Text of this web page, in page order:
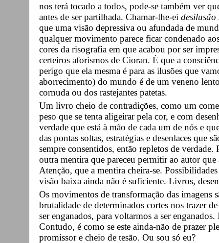
nos terá tocado a todos, pode-se também ver
antes de ser partilhada. Chamar-lhe-ei desilusão
que uma visão depressiva ou afundada de
qualquer movimento parece ficar condenado
cores da risografia em que acabou por ser
certeiros aforismos de Cioran. É que a
perigo que ela mesma é para as ilusões que
aborrecimento) do mundo é de um veneno
cornuda ou dos rastejantes patetas.
Um livro cheio de contradições, como um
peso que se tenta aligeirar pela cor, e com
verdade que está à mão de cada um de nós e
das pontas soltas, estratégias e desenlaces que
sempre consentidos, então repletos de
outra mentira que pareceu permitir ao autor
Atenção, que a mentira cheira-se.
visão baixa ainda não é suficiente. Livros,
Os movimentos de transformação das imagens
brutalidade de determinados cortes nos trazer
ser enganados, para voltarmos a ser
Contudo, é como se este ainda-não de prazer
promissor e cheio de tesão. Ou sou só eu?